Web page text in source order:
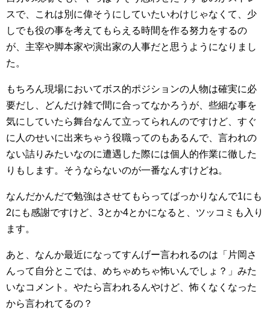
スで、これは別に偉そうにしていたいわけじゃなくて、少
しでも役の事を考えてもらえる時間を作る努力をするの
が、主宰や脚本家や演出家の人事だと思うようになりまし
た。
もちろん現場においてボス的ポジションの人物は確実に必
要だし、どんだけ雑で間に合ってなかろうが、些細な事を
気にしていたら舞台なんて立ってられんのですけど、すぐ
に人のせいに出来ちゃう役職ってのもあるんで、言われの
ない詰りみたいなのに遭遇した際には個人的作業に徹した
りもします。そうならないのが一番なんすけどね。
なんだかんだで勉強はさせてもらってばっかりなんで1にも
2にも感謝ですけど、3とか4とかになると、ツッコミも入り
ます。
あと、なんか最近になってすんげー言われるのは「片岡さ
んって自分とこでは、めちゃめちゃ怖いんでしょ？」みた
いなコメント。やたら言われるんやけど、怖くなくなった
から言われてるの？